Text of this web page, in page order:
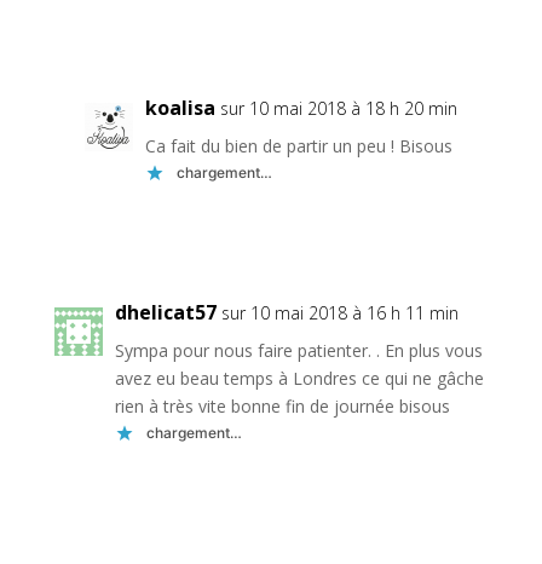
koalisa sur 10 mai 2018 à 18 h 20 min
Ca fait du bien de partir un peu ! Bisous
chargement…
dhelicat57 sur 10 mai 2018 à 16 h 11 min
Sympa pour nous faire patienter. . En plus vous
avez eu beau temps à Londres ce qui ne gâche
rien à très vite bonne fin de journée bisous
chargement…